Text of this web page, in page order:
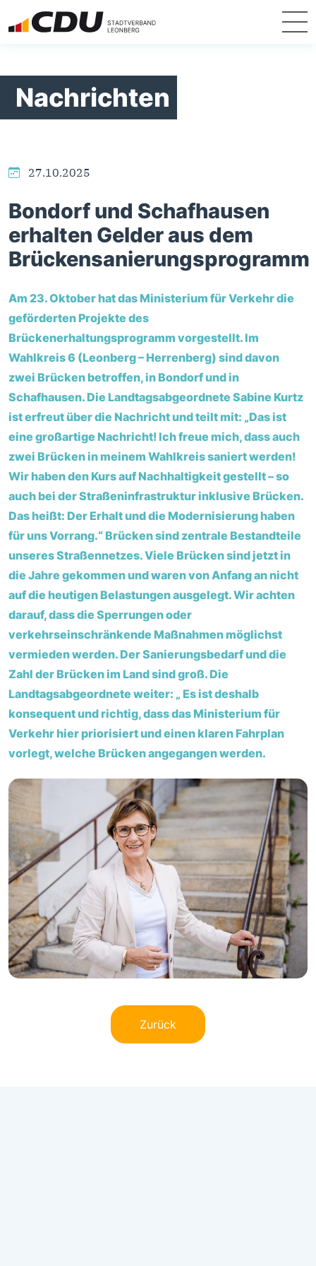
Nachrichten
27.10.2025
Bondorf und Schafhausen
erhalten Gelder aus dem
Brückensanierungsprogramm
Am 23. Oktober hat das Ministerium für Verkehr die
geförderten Projekte des
Brückenerhaltungsprogramm vorgestellt. Im
Wahlkreis 6 (Leonberg – Herrenberg) sind davon
zwei Brücken betroffen, in Bondorf und in
Schafhausen. Die Landtagsabgeordnete Sabine Kurtz
ist erfreut über die Nachricht und teilt mit: „Das ist
eine großartige Nachricht! Ich freue mich, dass auch
zwei Brücken in meinem Wahlkreis saniert werden!
Wir haben den Kurs auf Nachhaltigkeit gestellt – so
auch bei der Straßeninfrastruktur inklusive Brücken.
Das heißt: Der Erhalt und die Modernisierung haben
für uns Vorrang.“ Brücken sind zentrale Bestandteile
unseres Straßennetzes. Viele Brücken sind jetzt in
die Jahre gekommen und waren von Anfang an nicht
auf die heutigen Belastungen ausgelegt. Wir achten
darauf, dass die Sperrungen oder
verkehrseinschränkende Maßnahmen möglichst
vermieden werden. Der Sanierungsbedarf und die
Zahl der Brücken im Land sind groß. Die
Landtagsabgeordnete weiter: „ Es ist deshalb
konsequent und richtig, dass das Ministerium für
Verkehr hier priorisiert und einen klaren Fahrplan
vorlegt, welche Brücken angegangen werden.
Zurück